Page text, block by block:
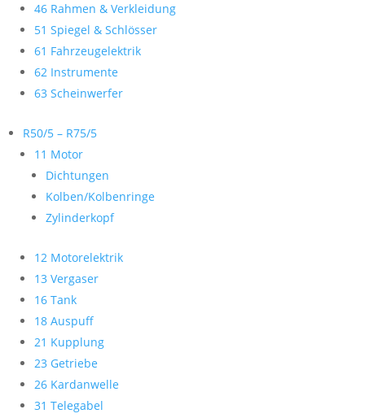
46 Rahmen & Verkleidung
51 Spiegel & Schlösser
61 Fahrzeugelektrik
62 Instrumente
63 Scheinwerfer
R50/5 – R75/5
11 Motor
Dichtungen
Kolben/Kolbenringe
Zylinderkopf
12 Motorelektrik
13 Vergaser
16 Tank
18 Auspuff
21 Kupplung
23 Getriebe
26 Kardanwelle
31 Telegabel